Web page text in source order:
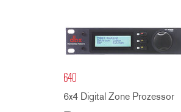
640
6x4 Digital Zone Prozessor